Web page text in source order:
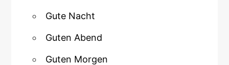
Gute Nacht
Guten Abend
Guten Morgen